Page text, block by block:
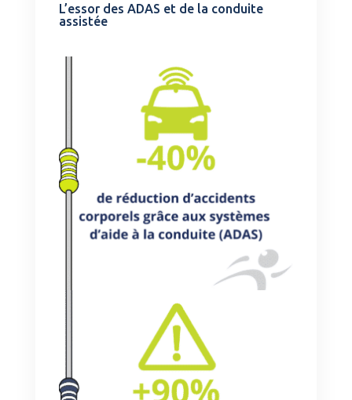
L’essor des ADAS et de la conduite
assistée